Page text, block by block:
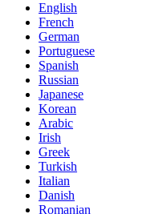
English
French
German
Portuguese
Spanish
Russian
Japanese
Korean
Arabic
Irish
Greek
Turkish
Italian
Danish
Romanian